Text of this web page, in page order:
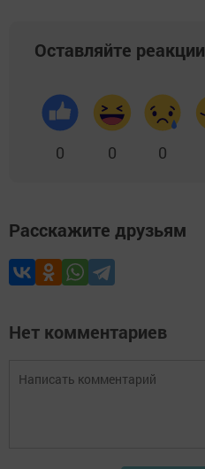
Оставляйте реакции
0 0 0
Расскажите друзьям
Нет комментариев